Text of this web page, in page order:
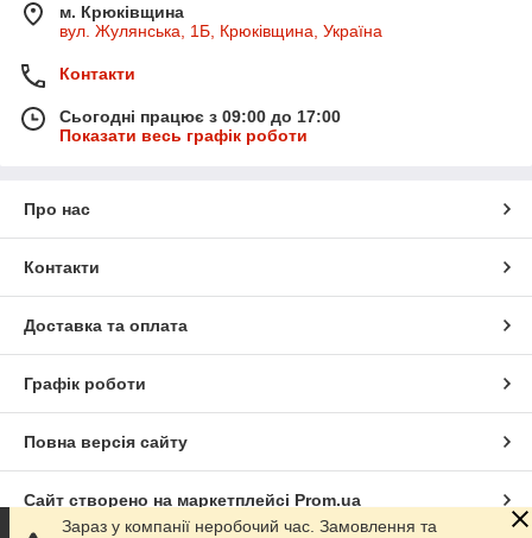
м. Крюківщина
вул. Жулянська, 1Б, Крюківщина, Україна
Контакти
Сьогодні працює з 09:00 до 17:00
Показати весь графік роботи
Про нас
Контакти
Доставка та оплата
Графік роботи
Повна версія сайту
Сайт створено на маркетплейсі Prom.ua
Зараз у компанії неробочий час. Замовлення та